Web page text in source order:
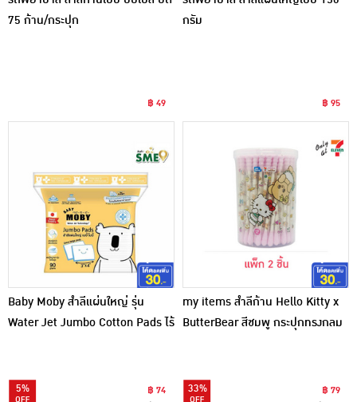
75 ก้าน/กระปุก
฿ 49
กรัม
฿ 95
Baby Moby สำลีแผ่นใหญ่ รุ่น
Water Jet Jumbo Cotton Pads ไร้
5%
฿ 74
my items สำลีก้าน Hello Kitty x
ButterBear สีชมพู กระปุกทรงกลม
33%
฿ 79